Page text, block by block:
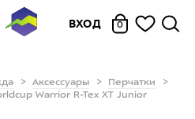
ВХОД 0
Аксессуары
Перчатки
Warrior R-Tex XT Junior